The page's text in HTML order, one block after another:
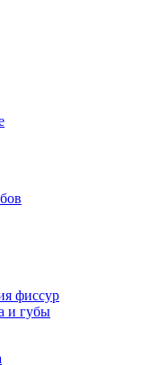
фиссур
и губы